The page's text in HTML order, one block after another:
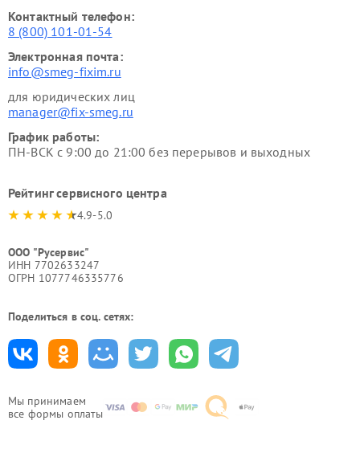
Мы принимаем
все формы оплаты
Контактный телефон:
8 (800) 101-01-54
Электронная почта:
info@smeg-fixim.ru
для юридических лиц
manager@fix-smeg.ru
График работы:
ПН-ВСК с 9:00 до 21:00 без перерывов и выходных
Рейтинг сервисного центра
4.9-5.0
ООО "Русервис"
ИНН 7702633247
ОГРН 1077746335776
Поделиться в соц. сетях: